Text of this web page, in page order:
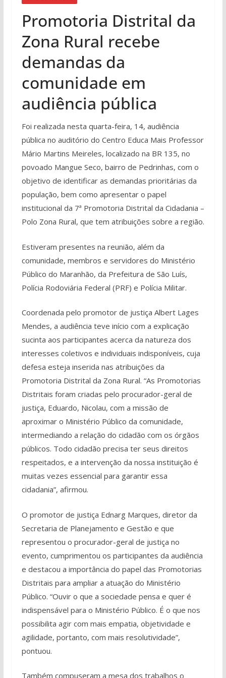
Promotoria Distrital da
Zona Rural recebe
demandas da
comunidade em
audiência pública
Foi realizada nesta quarta-feira, 14, audiência
pública no auditório do Centro Educa Mais Professor
Mário Martins Meireles, localizado na BR 135, no
povoado Mangue Seco, bairro de Pedrinhas, com o
objetivo de identificar as demandas prioritárias da
população, bem como apresentar o papel
institucional da 7ª Promotoria Distrital da Cidadania –
Polo Zona Rural, que tem atribuições sobre a região.
Estiveram presentes na reunião, além da
comunidade, membros e servidores do Ministério
Público do Maranhão, da Prefeitura de São Luís,
Polícia Rodoviária Federal (PRF) e Polícia Militar.
Coordenada pelo promotor de justiça Albert Lages
Mendes, a audiência teve início com a explicação
sucinta aos participantes acerca da natureza dos
interesses coletivos e individuais indisponíveis, cuja
defesa esteja inserida nas atribuições da
Promotoria Distrital da Zona Rural. “As Promotorias
Distritais foram criadas pelo procurador-geral de
justiça, Eduardo, Nicolau, com a missão de
aproximar o Ministério Público da comunidade,
intermediando a relação do cidadão com os órgãos
públicos. Todo cidadão precisa ter seus direitos
respeitados, e a intervenção da nossa instituição é
muitas vezes essencial para garantir essa
cidadania”, afirmou.
O promotor de justiça Ednarg Marques, diretor da
Secretaria de Planejamento e Gestão e que
representou o procurador-geral de justiça no
evento, cumprimentou os participantes da audiência
e destacou a importância do papel das Promotorias
Distritais para ampliar a atuação do Ministério
Público. “Ouvir o que a sociedade pensa e quer é
indispensável para o Ministério Público. É o que nos
possibilita agir com mais empatia, objetividade e
agilidade, portanto, com mais resolutividade”,
pontuou.
Também compuseram a mesa dos trabalhos o